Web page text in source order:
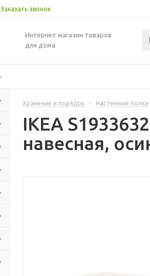
Заказать звонок
Интернет магазин товаров
для дома
Хранение и порядок - Настенные полки
IKEA
навесная,